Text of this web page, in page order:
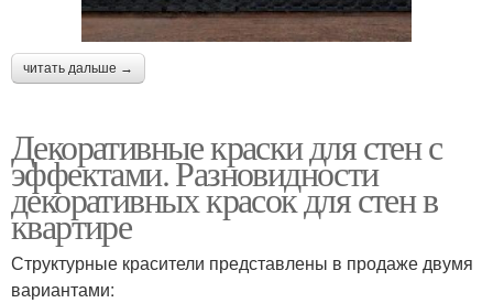
читать дальше →
Декоративные краски для стен с
эффектами. Разновидности
декоративных красок для стен в
квартире
Структурные красители представлены в продаже двумя
вариантами: